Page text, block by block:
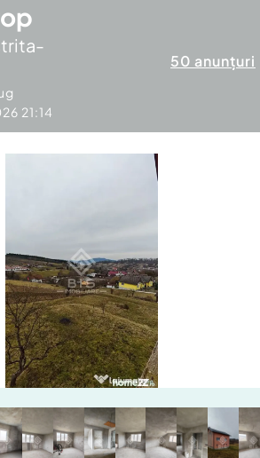
21:14
50 anunțuri